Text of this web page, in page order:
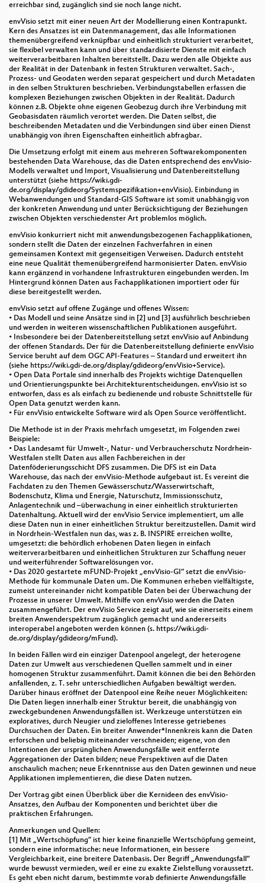
und agiles Vorgehen zusammen?
Weißflächen für eine grüne Zukunft | Das WFK-Tool
Abschlussveranstaltung
Geoanwendungen und -verarbeitung in Rust: Ein
Einstieg in die GeoRust-Community
QGIS Biotopmanagement Plugin - vorgestellt am
Beispiel der Umsetzung für den Landkreis
Mittelsachsen
Erzeugung von Indoor-Karten-Daten unter
Berücksichtigung von
Barrierefreiheitsinformationen
Geo-Observability
Aufbau & Pflege von einem
Festpunktinformationssystem auf Basis des
Masterportals
bielefeldGEOCLIENT - der Bielefelder Open Source
Web-GIS Client
Rasterdaten
Neues von actinia
Freileitungs- und Brückenkataster
Prototyp einer Bodenrichtwert-Auskunft unter QGIS
& PostgreSQL/PostGIS
3D Tiles Next
Cloud-optimierte Geoformate
OPENER next - Per Crowd-Sourcing zu
Barrieredaten im ÖPNV
Verwendung von gesammelten Informationen aus
bürgerschaftlichen Engagements bei der
Routenplanung für Fahrradfahrer
Mit OSM die Verkehrswende begleiten – Tagging,
Tools und Analysen
Die Neuköllner Straßenraumkarte – ein
hochaufgelöster OSM-Mikro-Mapping-Kartenstil
Zuordnung von POIs in OSM-Grenzdaten
Erstellung eines ÖPNV-Kartenstils. Zwischenbericht
aus dem Projekt.
#MappingMtUshba: Eine Wanderkarte mit OSM-
Daten
Das NexSIS Projekt: Ein Open-Source GIS für den
Zivil- und Katastrophenschutz
Einer für Alle - Ein „kompletter“ OSM-Stack auf
Docker-Basis für den Einsatz im radiologischen
Notfallschutz -
Einsatz von FOSS bei der Hochwasserhilfe im Juli
Schulwegsicherheit als Priorität in der
berechnen mit QGIS
Aktuelles zum GBD WebSuite Projekt
QGIS Web Client 2 (QWC2) - Neues aus dem Projekt
erreichbar sind, zugänglich sind sie noch lange nicht.
envVisio setzt mit einer neuen Art der Modellierung einen Kontrapunkt.
Kern des Ansatzes ist ein Datenmanagement, das alle Informationen
themenübergreifend verknüpfbar und einheitlich strukturiert verarbeitet,
sie flexibel verwalten kann und über standardisierte Dienste mit einfach
weiterverarbeitbaren Inhalten bereitstellt. Dazu werden alle Objekte aus
der Realität in der Datenbank in festen Strukturen verwaltet. Sach-,
Prozess- und Geodaten werden separat gespeichert und durch Metadaten
in den selben Strukturen beschrieben. Verbindungstabellen erfassen die
komplexen Beziehungen zwischen Objekten in der Realität. Dadurch
können z.B. Objekte ohne eigenen Geobezug durch ihre Verbindung mit
Geobasisdaten räumlich verortet werden. Die Daten selbst, die
beschreibenden Metadaten und die Verbindungen sind über einen Dienst
unabhängig von ihren Eigenschaften einheitlich abfragbar.
Die Umsetzung erfolgt mit einem aus mehreren Softwarekomponenten
bestehenden Data Warehouse, das die Daten entsprechend des envVisio-
Modells verwaltet und Import, Visualisierung und Datenbereitstellung
unterstützt (siehe https://wiki.gdi-
de.org/display/gdideorg/Systemspezifikation+envVisio). Einbindung in
Webanwendungen und Standard-GIS Software ist somit unabhängig von
der konkreten Anwendung und unter Berücksichtigung der Beziehungen
zwischen Objekten verschiedenster Art problemlos möglich.
envVisio konkurriert nicht mit anwendungsbezogenen Fachapplikationen,
sondern stellt die Daten der einzelnen Fachverfahren in einen
gemeinsamen Kontext mit gegenseitigen Verweisen. Dadurch entsteht
eine neue Qualität themenübergreifend harmonisierter Daten. envVisio
kann ergänzend in vorhandene Infrastrukturen eingebunden werden. Im
Hintergrund können Daten aus Fachapplikationen importiert oder für
diese bereitgestellt werden.
envVisio setzt auf offene Zugänge und offenes Wissen:
• Das Modell und seine Ansätze sind in [2] und [3] ausführlich beschrieben
und werden in weiteren wissenschaftlichen Publikationen ausgeführt.
• Insbesondere bei der Datenbereitstellung setzt envVisio auf Anbindung
der offenen Standards. Der für die Datenbereitstellung definierte envVisio
Service beruht auf dem OGC API-Features – Standard und erweitert ihn
(siehe https://wiki.gdi-de.org/display/gdideorg/envVisio+Service).
• Open Data Portale sind innerhalb des Projekts wichtige Datenquellen
und Orientierungspunkte bei Architekturentscheidungen. envVisio ist so
entworfen, dass es als einfach zu bedienende und robuste Schnittstelle für
Open Data genutzt werden kann.
• Für envVisio entwickelte Software wird als Open Source veröffentlicht.
Die Methode ist in der Praxis mehrfach umgesetzt, im Folgenden zwei
Beispiele:
• Das Landesamt für Umwelt-, Natur- und Verbraucherschutz Nordrhein-
Westfalen stellt Daten aus allen Fachbereichen in der
Datenföderierungsschicht DFS zusammen. Die DFS ist ein Data
Warehouse, das nach der envVisio-Methode aufgebaut ist. Es vereint die
Fachdaten zu den Themen Gewässerschutz/Wasserwirtschaft,
Bodenschutz, Klima und Energie, Naturschutz, Immissionsschutz,
Anlagentechnik und –überwachung in einer einheitlich strukturierten
Datenhaltung. Aktuell wird der envVisio Service implementiert, um alle
diese Daten nun in einer einheitlichen Struktur bereitzustellen. Damit wird
in Nordrhein-Westfalen nun das, was z. B. INSPIRE erreichen wollte,
umgesetzt: die behördlich erhobenen Daten liegen in einfach
weiterverarbeitbaren und einheitlichen Strukturen zur Schaffung neuer
und weiterführender Softwarelösungen vor.
• Das 2020 gestartete mFUND-Projekt „envVisio-GI“ setzt die envVisio-
Methode für kommunale Daten um. Die Kommunen erheben vielfältigste,
zumeist untereinander nicht kompatible Daten bei der Überwachung der
Prozesse in unserer Umwelt. Mithilfe von envVisio werden die Daten
zusammengeführt. Der envVisio Service zeigt auf, wie sie einerseits einem
breiten Anwenderspektrum zugänglich gemacht und andererseits
interoperabel angeboten werden können (s. https://wiki.gdi-
de.org/display/gdideorg/mFund).
In beiden Fällen wird ein einziger Datenpool angelegt, der heterogene
Daten zur Umwelt aus verschiedenen Quellen sammelt und in einer
homogenen Struktur zusammenführt. Damit können die bei den Behörden
anfallenden, z. T. sehr unterschiedlichen Aufgaben bewältigt werden.
Darüber hinaus eröffnet der Datenpool eine Reihe neuer Möglichkeiten:
Die Daten liegen innerhalb einer Struktur bereit, die unabhängig von
zweckgebundenen Anwendungsfällen ist. Werkzeuge unterstützen ein
exploratives, durch Neugier und zieloffenes Interesse getriebenes
Durchsuchen der Daten. Ein breiter Anwender*Innenkreis kann die Daten
erforschen und beliebig miteinander verschneiden; eigene, von den
Intentionen der ursprünglichen Anwendungsfälle weit entfernte
Aggregationen der Daten bilden; neue Perspektiven auf die Daten
anschaulich machen; neue Erkenntnisse aus den Daten gewinnen und neue
Applikationen implementieren, die diese Daten nutzen.
Der Vortrag gibt einen Überblick über die Kernideen des envVisio-
Ansatzes, den Aufbau der Komponenten und berichtet über die
praktischen Erfahrungen.
Anmerkungen und Quellen:
[1] Mit „Wertschöpfung“ ist hier keine finanzielle Wertschöpfung gemeint,
sondern eine informatische: neue Informationen, ein bessere
Vergleichbarkeit, eine breitere Datenbasis. Der Begriff „Anwendungsfall“
wurde bewusst vermieden, weil er eine zu exakte Zielstellung voraussetzt.
Es geht eben nicht darum, bestimmte vorab definierte Anwendungsfälle